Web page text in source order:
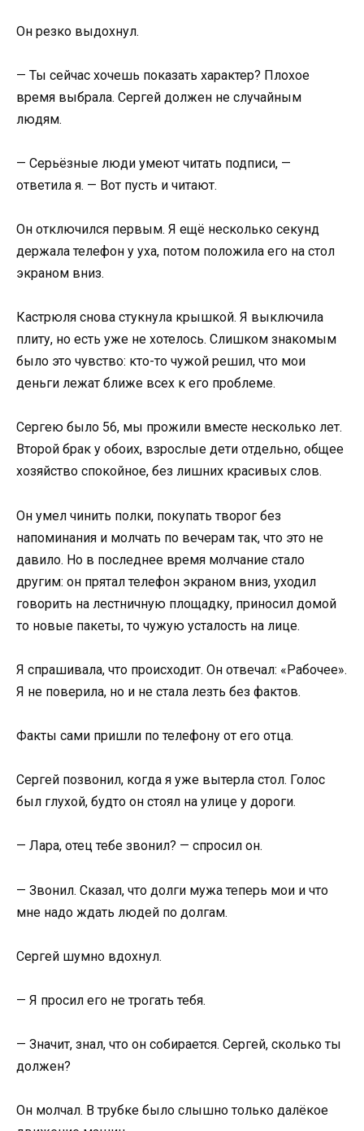
Он резко выдохнул.
— Ты сейчас хочешь показать характер? Плохое
время выбрала. Сергей должен не случайным
людям.
— Серьёзные люди умеют читать подписи, —
ответила я. — Вот пусть и читают.
Он отключился первым. Я ещё несколько секунд
держала телефон у уха, потом положила его на стол
экраном вниз.
Кастрюля снова стукнула крышкой. Я выключила
плиту, но есть уже не хотелось. Слишком знакомым
было это чувство: кто-то чужой решил, что мои
деньги лежат ближе всех к его проблеме.
Сергею было 56, мы прожили вместе несколько лет.
Второй брак у обоих, взрослые дети отдельно, общее
хозяйство спокойное, без лишних красивых слов.
Он умел чинить полки, покупать творог без
напоминания и молчать по вечерам так, что это не
давило. Но в последнее время молчание стало
другим: он прятал телефон экраном вниз, уходил
говорить на лестничную площадку, приносил домой
то новые пакеты, то чужую усталость на лице.
Я спрашивала, что происходит. Он отвечал: «Рабочее».
Я не поверила, но и не стала лезть без фактов.
Факты сами пришли по телефону от его отца.
Сергей позвонил, когда я уже вытерла стол. Голос
был глухой, будто он стоял на улице у дороги.
— Лара, отец тебе звонил? — спросил он.
— Звонил. Сказал, что долги мужа теперь мои и что
мне надо ждать людей по долгам.
Сергей шумно вдохнул.
— Я просил его не трогать тебя.
— Значит, знал, что он собирается. Сергей, сколько ты
должен?
Он молчал. В трубке было слышно только далёкое